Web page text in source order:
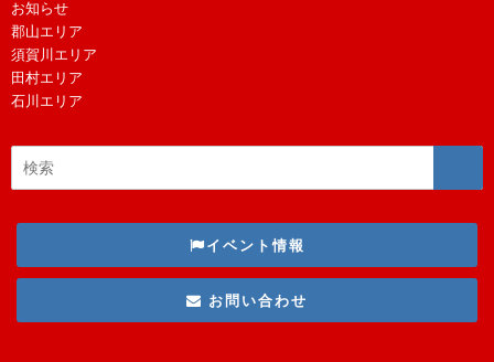
お知らせ
郡山エリア
須賀川エリア
田村エリア
石川エリア
イベント情報
お問い合わせ